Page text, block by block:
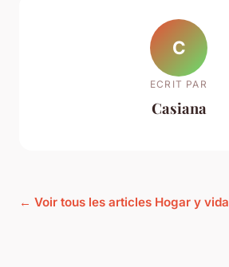
C
ECRIT PAR
Casiana
← Voir tous les articles Hogar y vida